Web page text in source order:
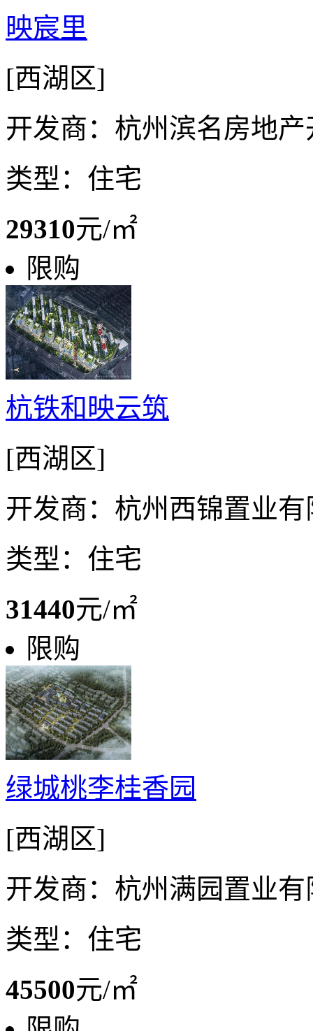
映宸里
[西湖区]
开发商：杭州滨名房地
类型：住宅
29310元/㎡
限购
杭铁和映云筑
[西湖区]
开发商：杭州西锦置业有
类型：住宅
31440元/㎡
限购
绿城桃李桂香园
[西湖区]
开发商：杭州满园置业有
类型：住宅
45500元/㎡